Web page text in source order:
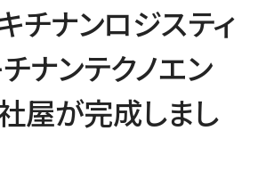
キチナンロジスティ
チナンテクノエン
が完成しまし